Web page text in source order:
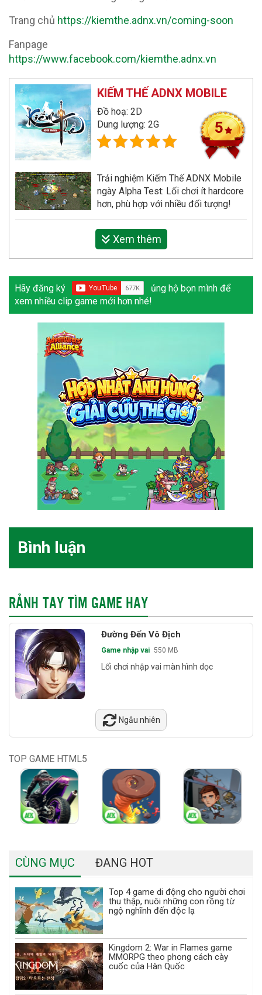
Trang chủ https://kiemthe.adnx.vn/coming-soon
Fanpage
https://www.facebook.com/kiemthe.adnx.vn
KIẾM THẾ ADNX MOBILE
Đồ hoạ: 2D
Dung lượng: 2G
5
Trải nghiệm Kiếm Thế ADNX Mobile
ngày Alpha Test: Lối chơi ít hardcore
hơn, phù hợp với nhiều đối tượng!
Xem thêm
Hãy đăng ký
ủng hộ bọn mình để
xem nhiều clip game mới hơn nhé!
Bình luận
RẢNH TAY TÌM GAME HAY
Đường Đến Vô Địch
Game nhập vai 550 MB
Lối chơi nhập vai màn hình dọc
Ngẫu nhiên
TOP GAME HTML5
CÙNG MỤC ĐANG HOT
Top 4 game di động cho người chơi
thu thập, nuôi những con rồng từ
ngộ nghĩnh đến độc lạ
Kingdom 2: War in Flames game
MMORPG theo phong cách cày
cuốc của Hàn Quốc